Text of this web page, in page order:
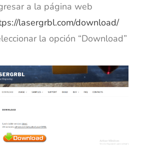
a la página web
lasergrbl.com/download/
la opción “Download”